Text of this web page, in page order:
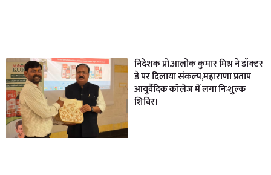
निदेशक प्रो.आलोक कुमार मिश्र ने डॉक्टर
डे पर दिलाया संकल्प,महाराणा प्रताप
आयुर्वैदिक कॉलेज में लगा निःशुल्क
शिविर।